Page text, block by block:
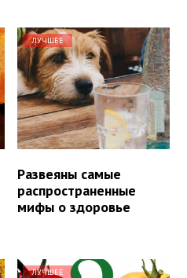
ЛУЧШЕЕ
Развеяны самые
распространенные
мифы о здоровье
ЛУЧШЕЕ